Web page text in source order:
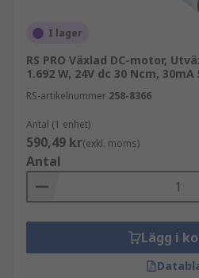
I lager
RS PRO Växlad DC-motor,
1.692 W, 24V dc 30 Ncm, 30mA
RS-artikelnummer 258-8366
Antal (1 enhet)
590,49 kr(exkl. moms)
Antal
Lägg i